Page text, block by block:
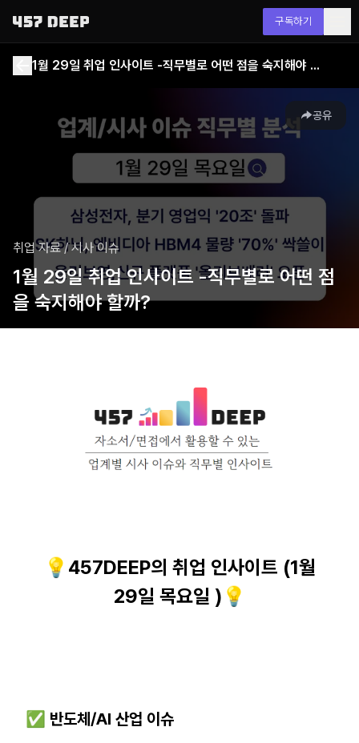
구독하기
1월 29일 취업 인사이트 -직무별로 어떤 점을 숙지해야 할까?
공유
취업 자료/시사 이슈
1월 29일 취업 인사이트 -직무별로 어떤 점
을 숙지해야 할까?
💡457DEEP의 취업 인사이트 (1월
29일 목요일 )💡
✅ 반도체/AI 산업 이슈